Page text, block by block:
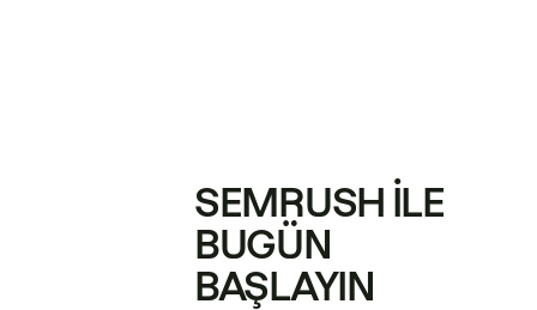
SEMRUSH ILE
BUGÜN
BAŞLAYIN